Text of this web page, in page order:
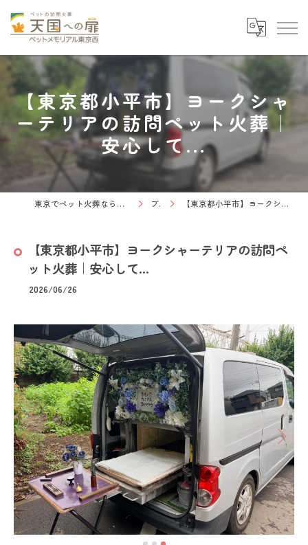
【東京都小平市】ヨークシャ
ーテリアの訪問ペット火葬｜
安心して...
東京でペット火葬なら天国への扉 ペットメモリアル東京西 ブログ 【東京都小平市】ヨークシャーテリアの訪問ペット火葬｜安心して...
【東京都小平市】ヨークシャーテリアの訪問ペ
ット火葬｜安心して...
2026/06/26